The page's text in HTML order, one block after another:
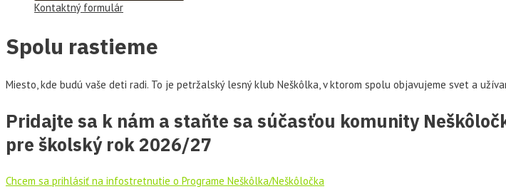
Kontaktný formulár
Spolu rastieme
Miesto, kde budú vaše deti radi. To je petržalský lesný klub Neškôlka, v ktorom spolu objavujeme svet a
Pridajte sa k nám a staňte sa súčasťou komunity
pre školský rok 2026/27
Chcem sa prihlásiť na infostretnutie o Programe Neškôlka/Neškôločka